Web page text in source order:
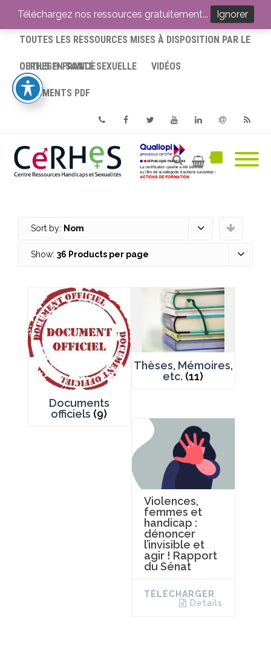
ACCUEIL
TOUTES LES RESSOURCES MISES À DISPOSITION PAR LE
CERHES® FRANCE
OUTILS EN SANTÉ SEXUELLE VIDÉOS
DOCUMENTS PDF
PhoneFacebookTwitterYoutube
Sort by: Nom
Show: 36 Products per page
Documents
officiels (9)
Thèses, Mémoires,
etc. (11)
Violences,
femmes et
handicap :
dénoncer
l’invisible et
agir ! Rapport
du Sénat
TÉLÉCHARGER
Details
Téléchargez nos ressources gratuitement... Ignorer